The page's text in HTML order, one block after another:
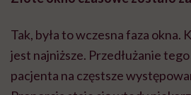
Tak, była to wczesna faza okna.
jest najniższe. Przedłużanie
pacjenta na częstsze